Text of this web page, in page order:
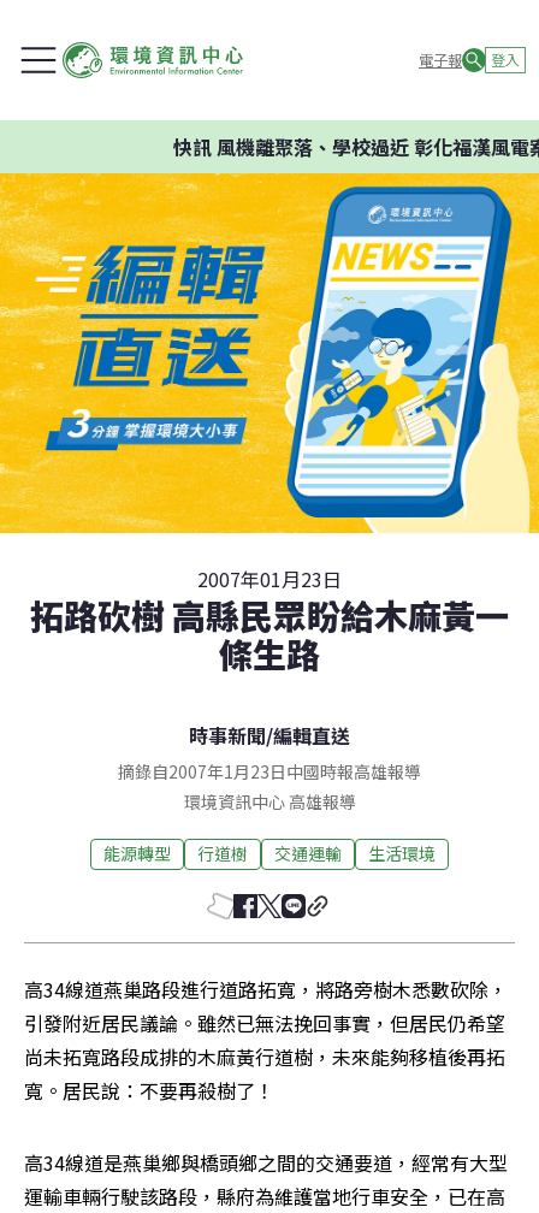
電子報 登入
快訊風機離聚落、學校過近 彰化福漢風電
2007年01月23日
拓路砍樹 高縣民眾盼給木麻黃一
條生路
時事新聞/編輯直送
摘錄自2007年1月23日中國時報高雄報導
環境資訊中心 高雄報導
能源轉型 行道樹 交通運輸 生活環境
高34線道燕巢路段進行道路拓寬，將路旁樹木悉數砍除，
引發附近居民議論。雖然已無法挽回事實，但居民仍希望
尚未拓寬路段成排的木麻黃行道樹，未來能夠移植後再拓
寬。居民說：不要再殺樹了！
高34線道是燕巢鄉與橋頭鄉之間的交通要道，經常有大型
運輸車輛行駛該路段，縣府為維護當地行車安全，已在高